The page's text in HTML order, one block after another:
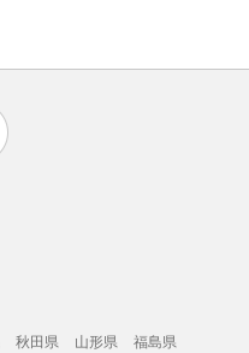
秋田県 山形県
福島県